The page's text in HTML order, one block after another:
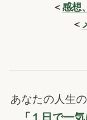
＜感想
＜
あなたの人生